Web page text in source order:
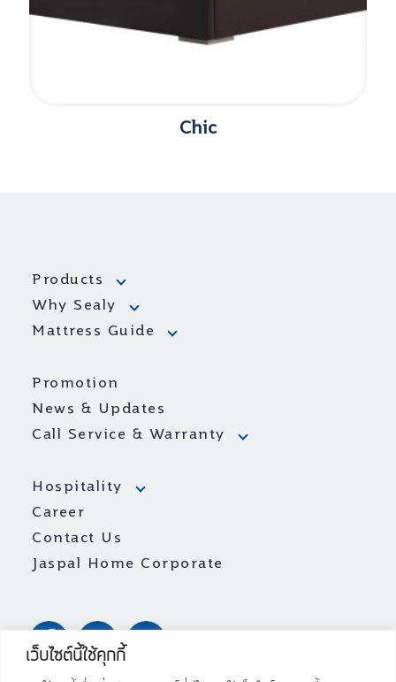
เว็บไซต์นี้ใช้คุกกี้
Chic
Products
Why Sealy
Mattress Guide
Promotion
News & Updates
Call Service & Warranty
Hospitality
Career
Contact Us
Jaspal Home Corporate